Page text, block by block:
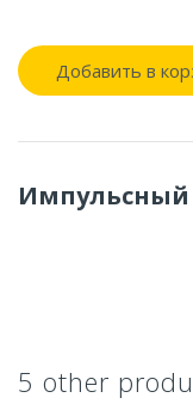
Добавить в
Импульсный
5 other